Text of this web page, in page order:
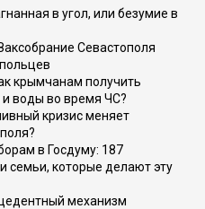
в угол, или безумие в
Севастополя
крымчанам получить
и воды во время ЧС?
кризис меняет
в Госдуму: 187
семьи, которые делают эту
механизм